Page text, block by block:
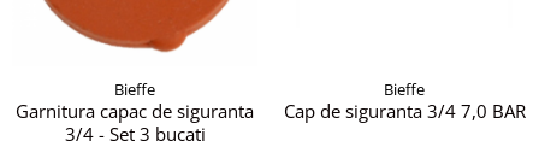
Bieffe
Garnitura capac de siguranta
3/4 - Set 3 bucati
Bieffe
Cap de siguranta 3/4 7,0 BAR